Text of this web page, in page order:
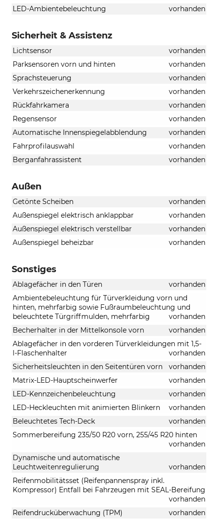
LED-Ambientebeleuchtung
vorhanden
Sicherheit & Assistenz
Lichtsensor
vorhanden
Parksensoren vorn und hinten
vorhanden
Sprachsteuerung
vorhanden
Verkehrszeichenerkennung
vorhanden
Rückfahrkamera
vorhanden
Regensensor
vorhanden
Automatische Innenspiegelabblendung
vorhanden
Fahrprofilauswahl
vorhanden
Berganfahrassistent
vorhanden
Außen
Getönte Scheiben
vorhanden
Außenspiegel elektrisch anklappbar
vorhanden
Außenspiegel elektrisch verstellbar
vorhanden
Außenspiegel beheizbar
vorhanden
Sonstiges
Ablagefächer in den Türen
vorhanden
Ambientebeleuchtung für Türverkleidung vorn und
hinten, mehrfarbig sowie Fußraumbeleuchtung und
beleuchtete Türgriffmulden, mehrfarbig
vorhanden
Becherhalter in der Mittelkonsole vorn
vorhanden
Ablagefächer in den vorderen Türverkleidungen mit 1,5-
l-Flaschenhalter
vorhanden
Sicherheitsleuchten in den Seitentüren vorn
vorhanden
Matrix-LED-Hauptscheinwerfer
vorhanden
LED-Kennzeichenbeleuchtung
vorhanden
LED-Heckleuchten mit animierten Blinkern
vorhanden
Beleuchtetes Tech-Deck
vorhanden
Sommerbereifung 235/50 R20 vorn, 255/45 R20 hinten
vorhanden
Dynamische und automatische
Leuchtweitenregulierung
vorhanden
Reifenmobilitätsset (Reifenpannenspray inkl.
Kompressor) Entfall bei Fahrzeugen mit SEAL-Bereifung
vorhanden
Reifendrucküberwachung (TPM)
vorhanden